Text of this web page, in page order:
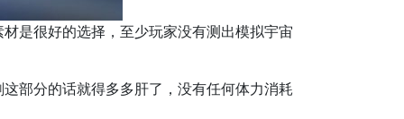
是很好的选择，至少玩家没有测出模拟宇宙
部分的话就得多多肝了，没有任何体力消耗